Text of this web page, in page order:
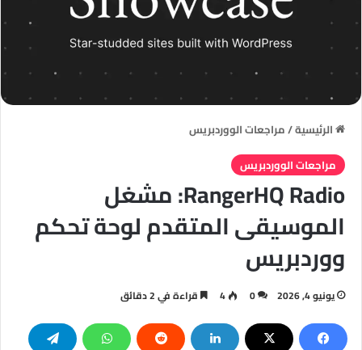
الرئيسية/مراجعات الووردبريس
مراجعات الووردبريس
RangerHQ Radio: مشغل
الموسيقى المتقدم لوحة تحكم
ووردبريس
يونيو 4, 2026 0
4 قراءة في 2 دقائق